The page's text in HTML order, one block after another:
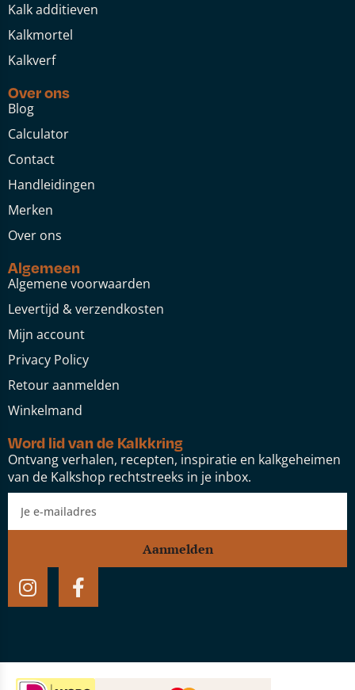
Kalk additieven
Kalkmortel
Kalkverf
Over ons
Blog
Calculator
Contact
Handleidingen
Merken
Over ons
Algemeen
Algemene voorwaarden
Levertijd & verzendkosten
Mijn account
Privacy Policy
Retour aanmelden
Winkelmand
Word lid van de Kalkkring
Ontvang verhalen, recepten, inspiratie en kalkgeheimen
van de Kalkshop rechtstreeks in je inbox.
Aanmelden